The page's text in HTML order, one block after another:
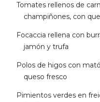
Tomates rellenos de
champiñones, con
Focaccia rellena con
jamón y trufa
Polos de higos con
queso fresco
Pimientos verdes en